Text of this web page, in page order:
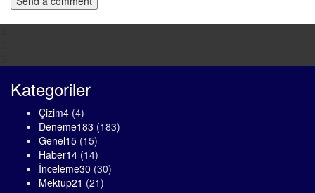
Kategoriler
Çizim4 (4)
Deneme183 (183)
Genel15 (15)
Haber14 (14)
İnceleme30 (30)
Mektup21 (21)